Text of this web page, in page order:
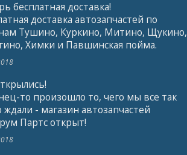
бесплатная доставка!
доставка автозапчастей по
Тушино, Куркино, Митино, Щукино,
Химки и Павшинская пойма.
то произошло то, чего мы все так
ждали - магазин автозапчастей
Партс открыт!